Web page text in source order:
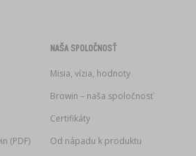
(PDF)
NAŠA SPOLOČNOSŤ
Misia, vízia, hodnoty
Browin – naša spoločnosť
Certifikáty
Od nápadu k produktu